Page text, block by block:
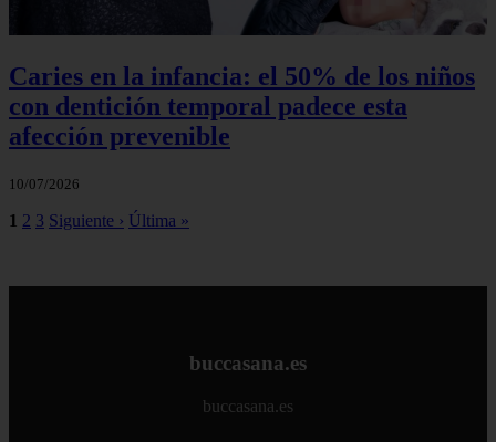
Caries en la infancia: el 50% de los niños
con dentición temporal padece esta
afección prevenible
10/07/2026
1 2 3 Siguiente › Última »
buccasana.es
buccasana.es